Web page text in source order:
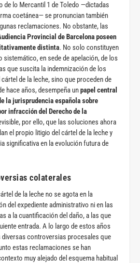
de lo Mercantil 1 de Toledo —dictadas
coetánea— se pronuncian también
reclamaciones. No obstante, las
Provincial de Barcelona poseen
distinta. No solo constituyen
sistemático, en sede de apelación, de los
que suscita la indemnización de los
de la leche, sino que proceden de
hace años, desempeña unpapel central
la jurisprudencia española sobre
infracción del Derecho de la
por ello, que las soluciones ahora
el propio litigio del cártel de la leche y
significativa en la evolución futura de
colaterales
de la leche no se agota en la
del expediente administrativo ni en las
a la cuantificación del daño, a las que
entrada. A lo largo de estos años
diversas controversias procesales que
estas reclamaciones se han
muy alejado del esquema habitual